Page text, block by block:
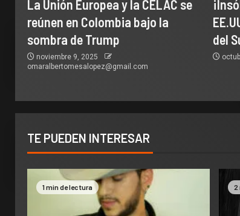
La Unión Europea y la CELAC se
reúnen en Colombia bajo la
sombra de Trump
noviembre 9, 2025
omaralbertomesalopez@gmail.com
del
TE PUEDEN INTERESAR
1 min de lectura 2